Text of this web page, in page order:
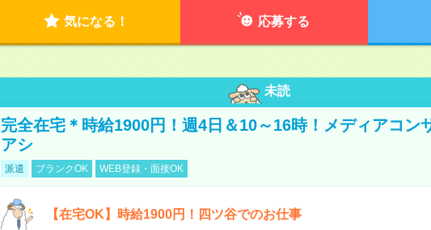
気になる！ 応募する
未読
完全在宅＊時給1900円！週4日＆10～16時！メディアコン
アシ
派遣 ブランクOK WEB登録・面接OK
【在宅OK】時給1900円！四ツ谷でのお仕事